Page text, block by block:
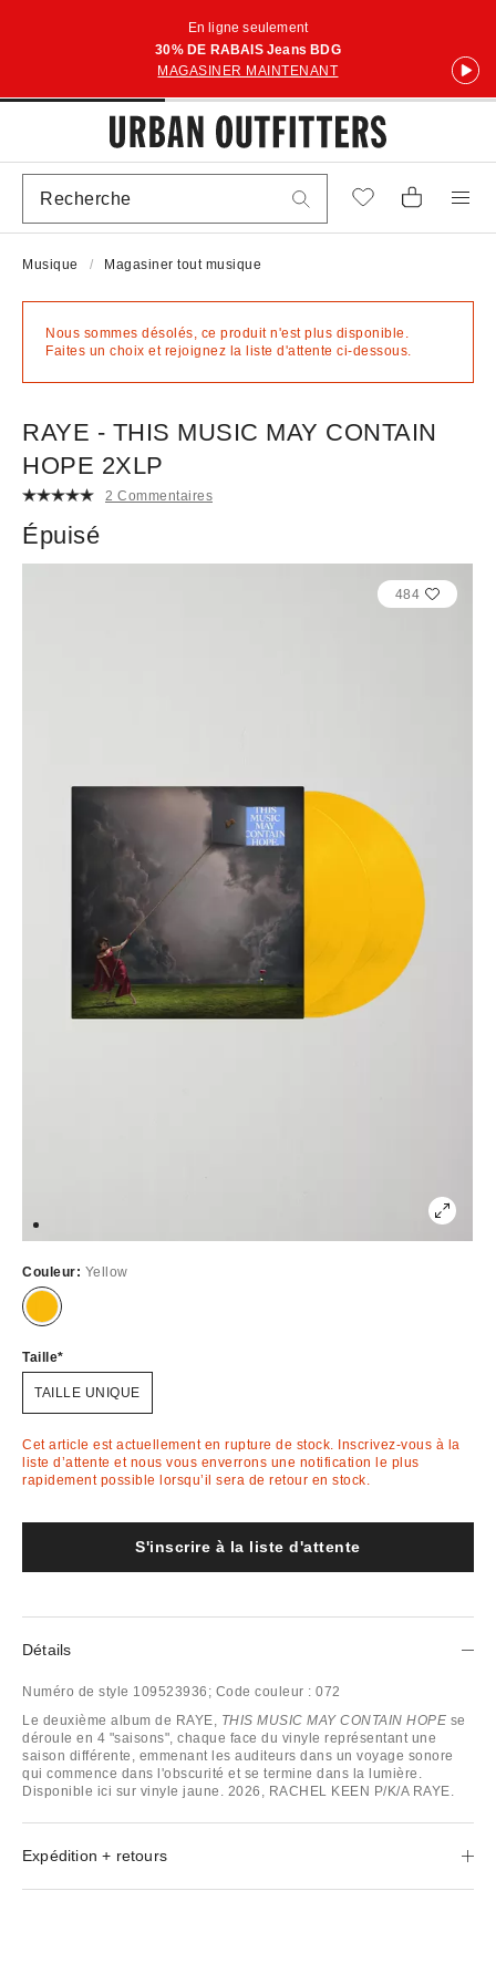
En ligne seulement
30% DE RABAIS Jeans BDG
MAGASINER MAINTENANT
Musique Magasiner tout musique
Nous sommes désolés, ce produit n'est plus disponible.
Faites un choix et rejoignez la liste d'attente ci-dessous.
RAYE - THIS MUSIC MAY CONTAIN
HOPE 2XLP
2 Commentaires
Épuisé
484
Couleur: Yellow
Épuisé
Taille
TAILLE UNIQUE
Cet article est actuellement en rupture de stock. Inscrivez-vous à la
liste d’attente et nous vous enverrons une notification le plus
rapidement possible lorsqu’il sera de retour en stock.
S'inscrire à la liste d'attente
Détails
Numéro de style 109523936; Code couleur : 072
Le deuxième album de RAYE, THIS MUSIC MAY CONTAIN HOPE se
déroule en 4 "saisons", chaque face du vinyle représentant une
saison différente, emmenant les auditeurs dans un voyage sonore
qui commence dans l'obscurité et se termine dans la lumière.
Disponible ici sur vinyle jaune. 2026, RACHEL KEEN P/K/A RAYE.
Expédition + retours